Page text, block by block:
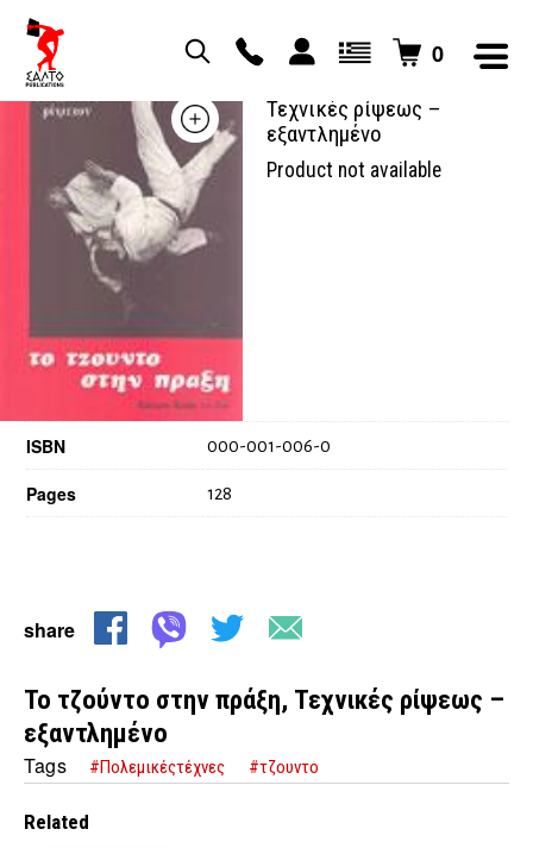
0
Τεχνικές ρίψεως –
εξαντλημένο
Product not available
ISBN 000-001-006-0
Pages 128
share
Το τζούντο στην πράξη, Τεχνικές ρίψεως –
εξαντλημένο
Tags #Πολεμικέςτέχνες #τζουντο
Related